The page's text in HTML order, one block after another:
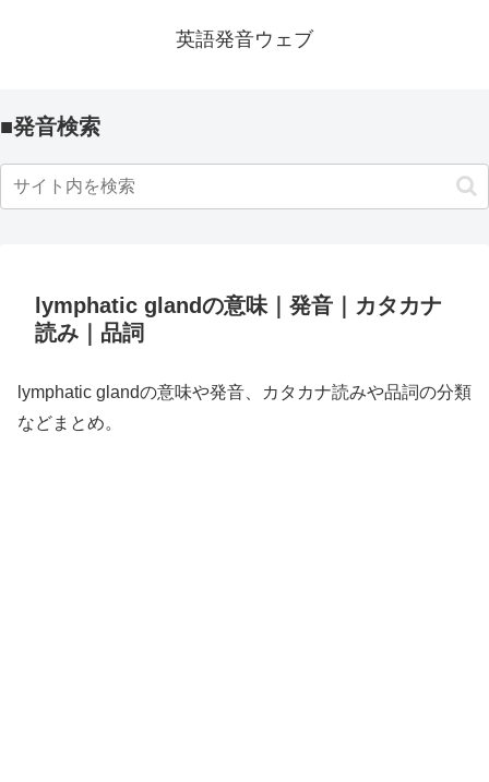
英語発音ウェブ
■発音検索
lymphatic glandの意味｜発音｜カタカナ
読み｜品詞
lymphatic glandの意味や発音、カタカナ読みや品詞の分類
などまとめ。